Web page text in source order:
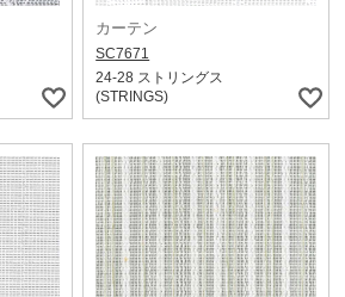
カーテン
SC7671
24-28 ストリングス
(STRINGS)